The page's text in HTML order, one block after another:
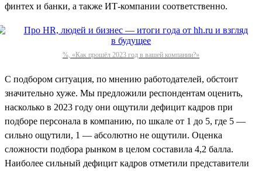
финтех и банки, а также ИТ-компании соответственно.
%, «Как прошёл 2023 год в вашей компании?»
С подбором ситуация, по мнению работодателей, обстоит
значительно хуже. Мы предложили респондентам оценить,
насколько в 2023 году они ощутили дефицит кадров при
подборе персонала в компанию, по шкале от 1 до 5, где 5 —
сильно ощутили, 1 — абсолютно не ощутили. Оценка
сложности подбора рынком в целом составила 4,2 балла.
Наиболее сильный дефицит кадров отметили представители